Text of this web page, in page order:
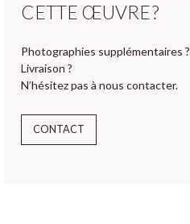
CETTE ŒUVRE ?
Photographies supplémentaires ?
Livraison ?
N’hésitez pas à nous contacter.
CONTACT